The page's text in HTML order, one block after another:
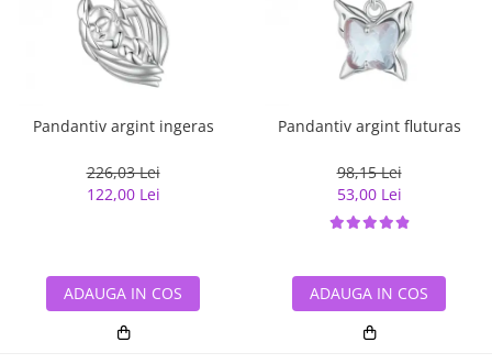
Pandantiv argint ingeras
226,03 Lei
122,00 Lei
ADAUGA IN COS
Pandantiv argint fluturas
98,15 Lei
53,00 Lei
ADAUGA IN COS